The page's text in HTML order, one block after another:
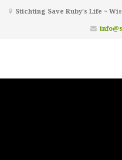
Stichting Save Ruby's Life ~